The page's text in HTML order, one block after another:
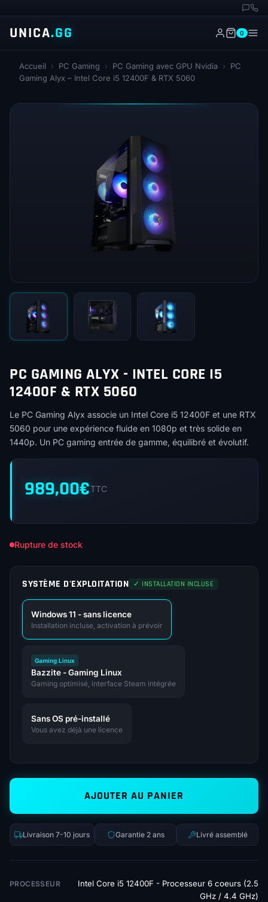
UNICA.GG 0
Accueil › PC Gaming › PC Gaming avec GPU Nvidia ›
PC
Gaming Alyx – Intel Core i5 12400F & RTX 5060
PC GAMING ALYX - INTEL CORE I5
12400F & RTX 5060
Le PC Gaming Alyx associe un Intel Core i5 12400F et une RTX
5060 pour une expérience fluide en 1080p et très solide en
1440p. Un PC gaming entrée de gamme, équilibré et évolutif.
989,00€TTC
Rupture de stock
SYSTÈME D'EXPLOITATION ✓ INSTALLATION INCLUSE
Windows 11 - sans licence
Installation incluse, activation à prévoir
Gaming Linux
Bazzite - Gaming Linux
Gaming optimisé, interface Steam intégrée
Sans OS pré-installé
Vous avez déjà une licence
AJOUTER AU PANIER
Livraison 7-10 jours Garantie 2 ans Livré assemblé
PROCESSEUR
Intel Core i5 12400F - Processeur 6 coeurs (2.5
GHz / 4.4 GHz)